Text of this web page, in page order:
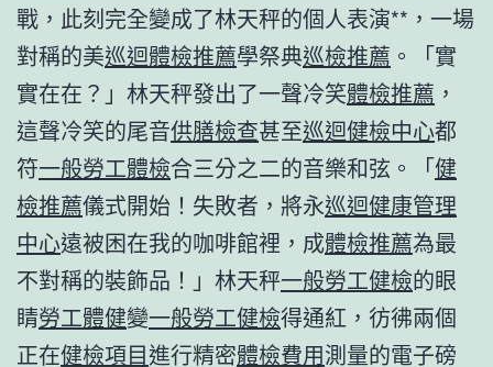
戰，此刻完全變成了林天秤的個人表演**，一場
對稱的美巡迴體檢推薦學祭典巡檢推薦 。「實
實在在？」林天秤發出了一聲冷笑體檢推薦 ，
這聲冷笑的尾音供膳檢查甚至巡迴健檢中心都
符一般勞工體檢合三分之二的音樂和弦。「健
檢推薦儀式開始！失敗者，將永巡迴健康管理
中心遠被困在我的咖啡館裡，成體檢推薦為最
不對稱的裝飾品！」林天秤一般勞工健檢的眼
睛勞工體健變一般勞工健檢得通紅，彷彿兩個
正在健檢項目進行精密體檢費用測量的電子磅